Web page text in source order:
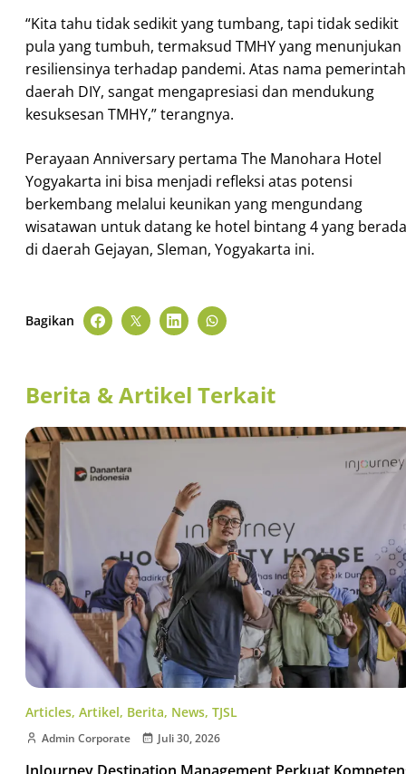
“Kita tahu tidak sedikit yang tumbang, tapi tidak sedikit
pula yang tumbuh, termaksud TMHY yang menunjukan
resiliensinya terhadap pandemi. Atas nama pemerintah
daerah DIY, sangat mengapresiasi dan mendukung
kesuksesan TMHY,” terangnya.
Perayaan Anniversary pertama The Manohara Hotel
Yogyakarta ini bisa menjadi refleksi atas potensi
berkembang melalui keunikan yang mengundang
wisatawan untuk datang ke hotel bintang 4 yang berada
di daerah Gejayan, Sleman, Yogyakarta ini.
Bagikan
Berita & Artikel Terkait
Articles, Artikel, Berita, News, TJSL
Admin Corporate Juli 30, 2026